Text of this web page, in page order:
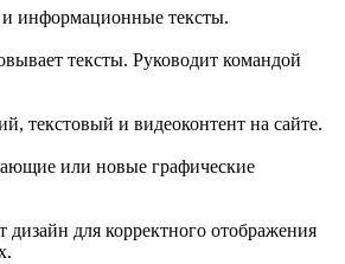
информационные тексты.
тексты. Руководит командой
текстовый и видеоконтент на сайте.
или новые графические
дизайн для корректного отображения